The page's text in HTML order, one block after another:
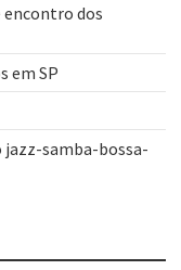
encontro dos
em SP
jazz-samba-bossa-